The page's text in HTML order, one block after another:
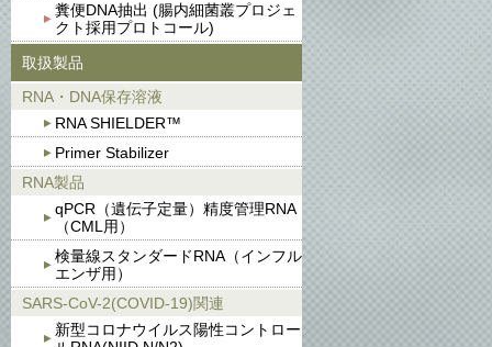
糞便DNA抽出 (腸内細菌叢プロジェ
クト採用プロトコール)
取扱製品
RNA・DNA保存溶液
RNA SHIELDER™
Primer Stabilizer
RNA製品
qPCR（遺伝子定量）精度管理RNA
（CML用）
検量線スタンダードRNA（インフル
エンザ用）
SARS-CoV-2(COVID-19)関連
新型コロナウイルス陽性コントロー